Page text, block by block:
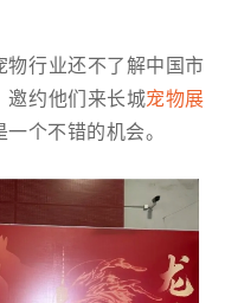
行业还不了解中国市
邀约他们来长城宠物展
个不错的机会。